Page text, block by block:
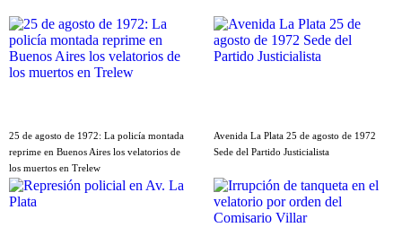
25 de agosto de 1972: La policía montada
reprime en Buenos Aires los velatorios de
los muertos en Trelew
Avenida La Plata 25 de agosto de 1972
Sede del Partido Justicialista